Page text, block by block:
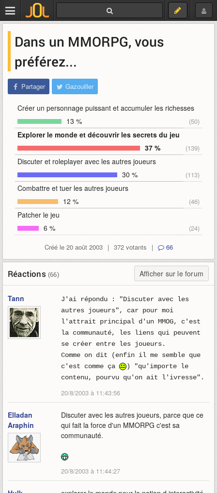
Dans un MMORPG, vous
préférez...
Partager Gazouiller
Créer un personnage puissant et accumuler les richesses
13 %
(50)
Explorer le monde et découvrir les secrets du jeu
37 %
(139)
Discuter et roleplayer avec les autres joueurs
30 %
(113)
Combattre et tuer les autres joueurs
12 %
(46)
Patcher le jeu
6 %
(24)
Créé le 20 août 2003 | 372 votants | 66
Réactions (66) Afficher sur le forum
Tann
J'ai répondu : "Discuter avec les
autres joueurs", car pour moi
l'attrait principal d'un MMOG, c'est
la communauté, les liens qui peuvent
se créer entre les joueurs.
Comme on dit (enfin il me semble que
c'est comme ça
) "qu'importe le
contenu, pourvu qu'on ait l'ivresse".
20/8/2003 à 11:43:56
Elladan
Araphin
Discuter avec les autres joueurs, parce que ce
qui fait la force d'un MMORPG c'est sa
communauté.
20/8/2003 à 11:44:27